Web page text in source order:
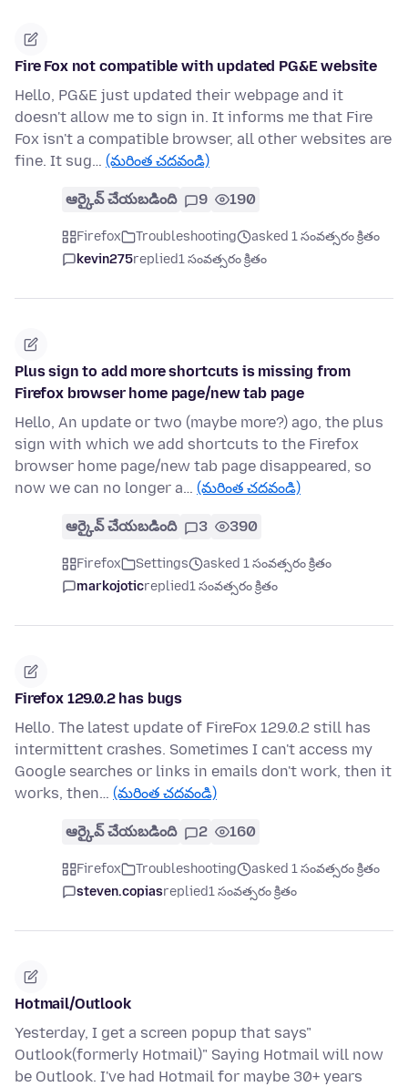
Fire Fox not compatible with updated PG&E website
Hello, PG&E just updated their webpage and it
doesn't allow me to sign in. It informs me that Fire
Fox isn't a compatible browser, all other websites are
fine. It sug… (మరింత చదవండి)
ఆర్కైవ్ చేయబడింది 9 190
Firefox Troubleshooting
asked 1 సంవత్సరం క్రితం
kevin275replied1 సంవత్సరం క్రితం
Plus sign to add more shortcuts is missing from
Firefox browser home page/new tab page
Hello, An update or two (maybe more?) ago, the plus
sign with which we add shortcuts to the Firefox
browser home page/new tab page disappeared, so
now we can no longer a… (మరింత చదవండి)
ఆర్కైవ్ చేయబడింది 3 390
Firefox Settings
asked 1 సంవత్సరం క్రితం
markojoticreplied1 సంవత్సరం క్రితం
Firefox 129.0.2 has bugs
Hello. The latest update of FireFox 129.0.2 still has
intermittent crashes. Sometimes I can't access my
Google searches or links in emails don't work, then it
works, then… (మరింత చదవండి)
ఆర్కైవ్ చేయబడింది 2 160
Firefox Troubleshooting
asked 1 సంవత్సరం క్రితం
steven.copiasreplied1 సంవత్సరం క్రితం
Hotmail/Outlook
Yesterday, I get a screen popup that says"
Outlook(formerly Hotmail)" Saying Hotmail will now
be Outlook. I've had Hotmail for maybe 30+ years